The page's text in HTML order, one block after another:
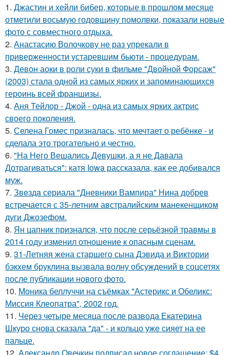
1. Джастин и хейли бибер, которые в прошлом месяце
отметили восьмую годовщину помолвки, показали новые
фото с совместного отдыха.
2. Анастасию Волочкову не раз упрекали в
приверженности устаревшим бьюти - процедурам.
3. Девон аоки в роли суки в фильме "Двойной Форсаж"
(2003) стала одной из самых ярких и запоминающихся
героинь всей франшизы.
4. Аня Тейлор - Джой - одна из самых ярких актрис
своего поколения.
5. Селена Гомес призналась, что мечтает о ребёнке - и
сделала это трогательно и честно.
6. "На Него Вешались Девушки, а я не Давала
Дотрагиваться": катя Iowa рассказала, как ее добивался
муж.
7. Звeздa сериала "Дневники Вампира" Нина добрев
встречается с 35-летним австралийским манекенщиком
дуги Джозефом.
8. Ян цапник признался, что после серьёзной травмы в
2014 году изменил отношение к опасным сценам.
9. 31-Летняя жена старшего сына Дэвида и Виктории
бэкхем бруклина вызвала волну обсуждений в соцсетях
после публикации нового фото.
10. Моника беллуччи на съёмках "Астерикс и Обеликс:
Миссия Клеопатра", 2002 год.
11. Через четыре месяца после развода Екатерина
Шкуро снова сказала "да" - и кольцо уже сияет на ее
пальце.